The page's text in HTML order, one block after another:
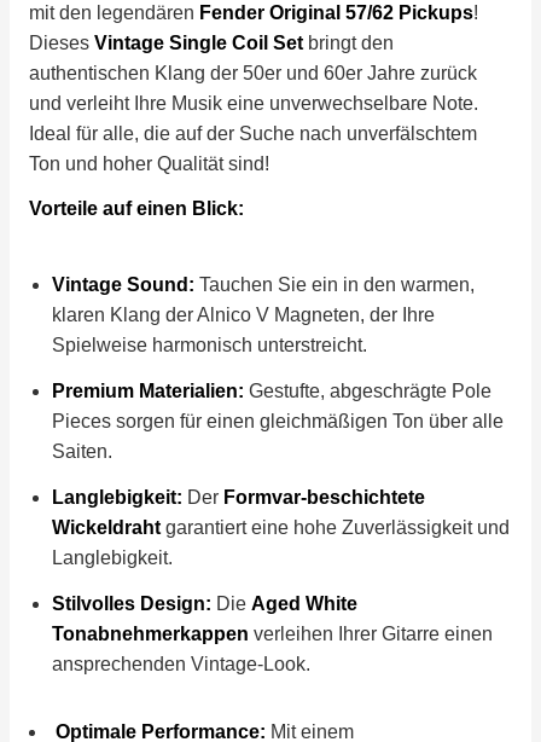
mit den legendären Fender Original 57/62 Pickups!
Dieses Vintage Single Coil Set bringt den
authentischen Klang der 50er und 60er Jahre zurück
und verleiht Ihre Musik eine unverwechselbare Note.
Ideal für alle, die auf der Suche nach unverfälschtem
Ton und hoher Qualität sind!
Vorteile auf einen Blick:
Vintage Sound: Tauchen Sie ein in den warmen,
klaren Klang der Alnico V Magneten, der Ihre
Spielweise harmonisch unterstreicht.
Premium Materialien: Gestufte, abgeschrägte Pole
Pieces sorgen für einen gleichmäßigen Ton über alle
Saiten.
Langlebigkeit: Der Formvar-beschichtete
Wickeldraht garantiert eine hohe Zuverlässigkeit und
Langlebigkeit.
Stilvolles Design: DieAged White
Tonabnehmerkappen verleihen Ihrer Gitarre einen
ansprechenden Vintage-Look.
Optimale Performance: Mit einem